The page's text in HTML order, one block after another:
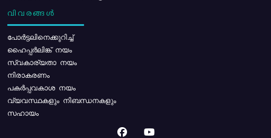
വിവരങ്ങൾ
പോര്‍ട്ടലിനെക്കുറിച്ച്
ഹൈപ്പർലിങ്ക് നയം
സ്വകാര്യതാ നയം
നിരാകരണം
പകർപ്പവകാശ നയം
വ്യവസ്ഥകളും നിബന്ധനകളും
സഹായം